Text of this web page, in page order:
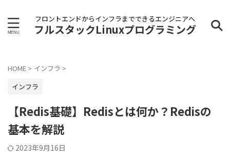
フロントエンドからインフラまでできるエンジニアへ
フルスタックLinuxプログラミング
HOME > インフラ >
インフラ
【Redis基礎】Redisとは何か？Redisの
基本を解説
2023年9月16日